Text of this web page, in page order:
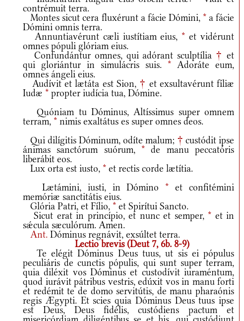
contrémuit terra.
Montes sicut cera fluxérunt a fácie Dómini, *a fácie
Dómini omnis terra.
Annuntiavérunt cæli iustítiam eius, * et vidérunt
omnes pópuli glóriam eius.
Confundántur omnes, qui adórant sculptília † et
qui gloriántur in simulácris suis. * Adoráte eum,
omnes ángeli eius.
Audívit et lætáta est Sion, † et exsultavérunt fíliæ
Iudæ * propter iudícia tua, Dómine.
Quóniam tu Dóminus, Altíssimus super omnem
terram, * nimis exaltátus es super omnes deos.
Qui dilígitis Dóminum, odíte malum; † custódit ipse
ánimas sanctórum suórum, * de manu peccatóris
liberábit eos.
Lux orta est iusto, * et rectis corde lætítia.
Lætámini, iusti, in Dómino * et confitémini
memóriæ sanctitátis eius.
Glória Patri, et Fílio, * et Spirítui Sancto.
Sicut erat in princípio, et nunc et semper, * et in
sǽcula sæculórum. Amen.
Ant. Dóminus regnávit, exsúltet terra.
Lectio brevis (Deut 7, 6b. 8-9)
Te elégit Dóminus Deus tuus, ut sis ei pópulus
peculiáris de cunctis pópulis, qui sunt super terram,
quia diléxit vos Dóminus et custodívit iuraméntum,
quod iurávit pátribus vestris, edúxit vos in manu forti
et redémit te de domo servitútis, de manu pharaónis
regis Ægypti. Et scies quia Dóminus Deus tuus ipse
est Deus, Deus fidélis, custódiens pactum et